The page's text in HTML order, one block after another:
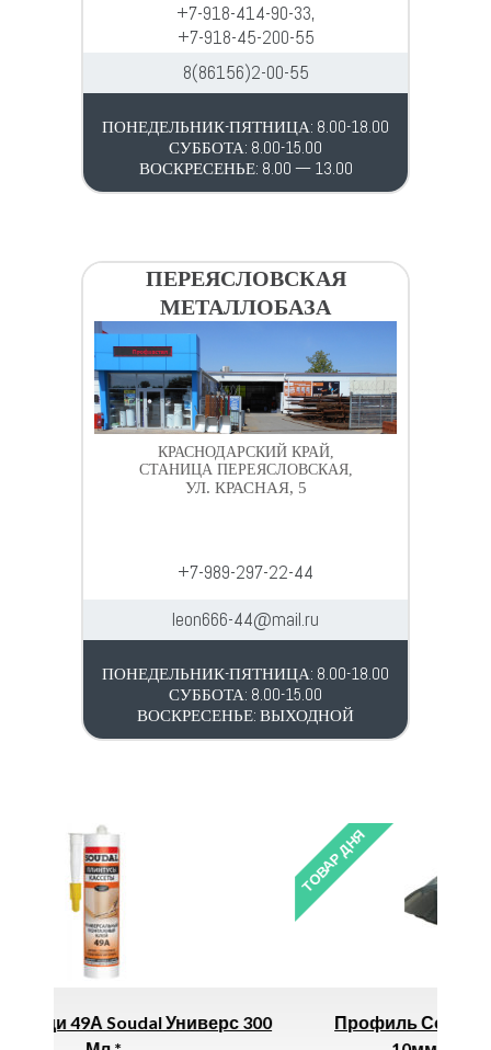
+7-918-414-90-33,
+7-918-45-200-55
8(86156)2-00-55
ПОНЕДЕЛЬНИК-ПЯТНИЦА: 8.00-18.00
СУББОТА: 8.00-15.00
ВОСКРЕСЕНЬЕ: 8.00 — 13.00
ПЕРЕЯСЛОВСКАЯ
МЕТАЛЛОБАЗА
КРАСНОДАРСКИЙ КРАЙ,
СТАНИЦА ПЕРЕЯСЛОВСКАЯ,
УЛ. КРАСНАЯ, 5
+7-989-297-22-44
leon666-44@mail.ru
ПОНЕДЕЛЬНИК-ПЯТНИЦА: 8.00-18.00
СУББОТА: 8.00-15.00
ВОСКРЕСЕНЬЕ: ВЫХОДНОЙ
300
ТОВАР ДНЯ
Профиль Соединит Разъемный, 6-